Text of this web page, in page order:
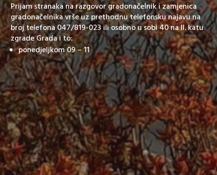
Prijam stranaka na razgovor gradonačelnik i zamjenica
gradonačelnika vrše uz prethodnu telefonsku najavu na
broj telefona 047/819-023 ili osobno u sobi 40 na II. katu
zgrade Grada i to:
ponedjeljkom 09 – 11